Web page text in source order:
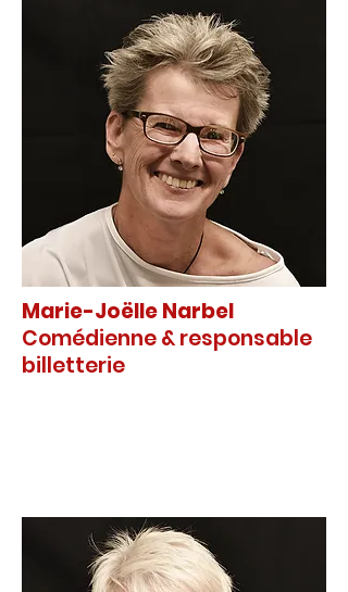
Marie-Joëlle Narbel
Comédienne & responsable
billetterie